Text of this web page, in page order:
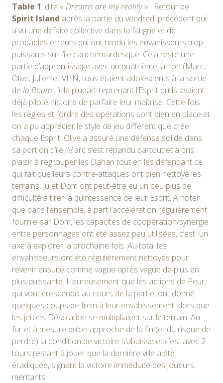
Table 1, dite « Dreams are my reality» : Retour de
Spirit Island après la partie du vendredi précédent qui
a vu une défaite collective dans la fatigue et de
probables erreurs qui ont rendu les envahisseurs trop
puissants sur l’île cauchemardesque. Cela reste une
partie d’apprentissage avec un quatrième larron (Marc,
Olive, Julien et VHN, tous étaient adolescents à la sortie
de la Boum…), la plupart reprenant l’Esprit qu’ils avaient
déjà piloté histoire de parfaire leur maîtrise. Cette fois
les règles et l’ordre des opérations sont bien en place et
on a pu apprécier le style de jeu différent que crée
chaque Esprit. Olive a assuré une défense solide dans
sa portion d’île, Marc s’est répandu partout et a pris
plaisir à regrouper les Dahan tout en les défendant ce
qui fait que leurs contre-attaques ont bien nettoyé les
terrains. Ju et Dom ont peut-être eu un peu plus de
difficulté à tirer la quintessence de leur Esprit. A noter
que dans l’ensemble, à part l’accélération régulièrement
fournie par Dom, les capacités de coopération/synergie
entre personnages ont été assez peu utilisées, c’est un
axe à explorer la prochaine fois. Au total les
envahisseurs ont été régulièrement nettoyés pour
revenir ensuite comme vague après vague de plus en
plus puissante. Heureusement que les actions de Peur,
qui vont crescendo au cours de la partie, ont donné
quelques coups de frein à leur envahissement alors que
les jetons Désolation se multipliaient sur le terrain. Au
fur et à mesure qu’on approche de la fin (et du risque de
perdre) la condition de victoire s’abaisse et c’est avec 2
tours restant à jouer que la dernière ville a été
éradiquée, signant la victoire immédiate des joueurs
méritants.